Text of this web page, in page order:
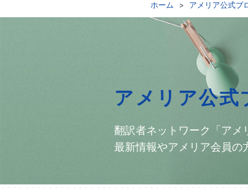
ホーム アメリア公式ブ
アメリア公式
翻訳者ネットワーク「アメ
最新情報やアメリア会員の